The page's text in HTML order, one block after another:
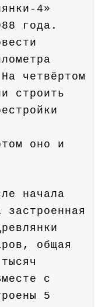
4»
года.
четвёртом
строить
оно и
начала
застроенная
общая
с
5